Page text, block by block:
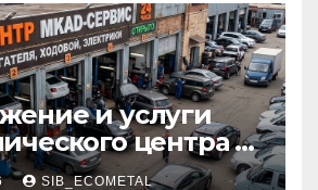
и услуги
центра в
го километра
SIB_ECOMETAL